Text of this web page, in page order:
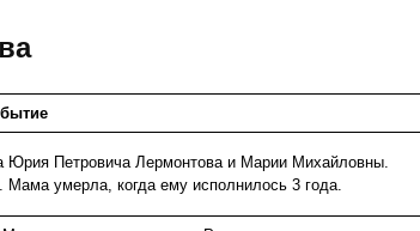
Юрия Петровича Лермонтова и Марии Михайловны.
Мама умерла, когда ему исполнилось 3 года.